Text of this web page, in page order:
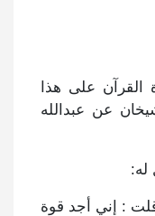
القرآن على هذا
عن عبدالله
له:
: إني أجد قوة